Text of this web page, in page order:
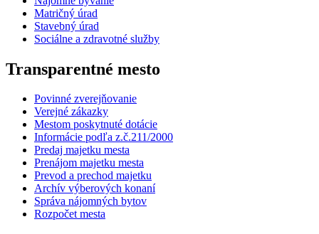
Matričný úrad
Stavebný úrad
Sociálne a zdravotné služby
Transparentné mesto
Povinné zverejňovanie
Verejné zákazky
Mestom poskytnuté dotácie
Informácie podľa z.č.211/2000
Predaj majetku mesta
Prenájom majetku mesta
Prevod a prechod majetku
Archív výberových konaní
Správa nájomných bytov
Rozpočet mesta